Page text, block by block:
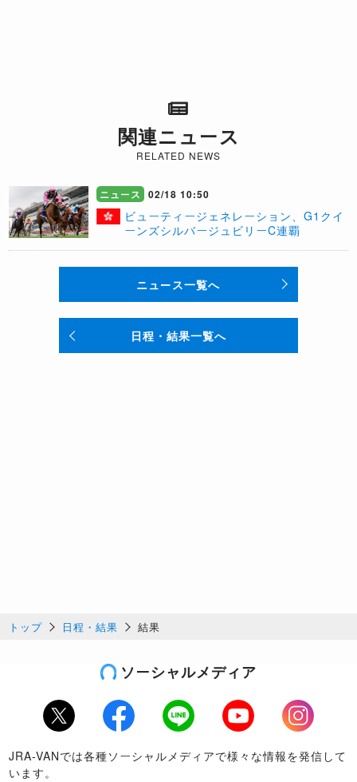
関連ニュース
RELATED NEWS
ニュース 02/18 10:50
​ビューティージェネレーション、G1クイ
ーンズシルバージュビリーC連覇
ニュース一覧へ
日程・結果一覧へ
トップ 日程・結果 結果
ソーシャルメディア
Twitter Facebook LINE Youtube
Instagram
JRA-VANでは各種ソーシャルメディアで様々な情報を発信して
います。